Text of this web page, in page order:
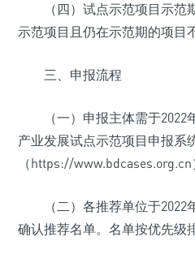
（四）试点示范项目示
示范项目且仍在示范期的项目
三、申报流程
（一）申报主体需于
产业发展试点示范项目申报系
（https://www.bdcases.org.cn
（二）各推荐单位于
确认推荐名单。名单按优先级